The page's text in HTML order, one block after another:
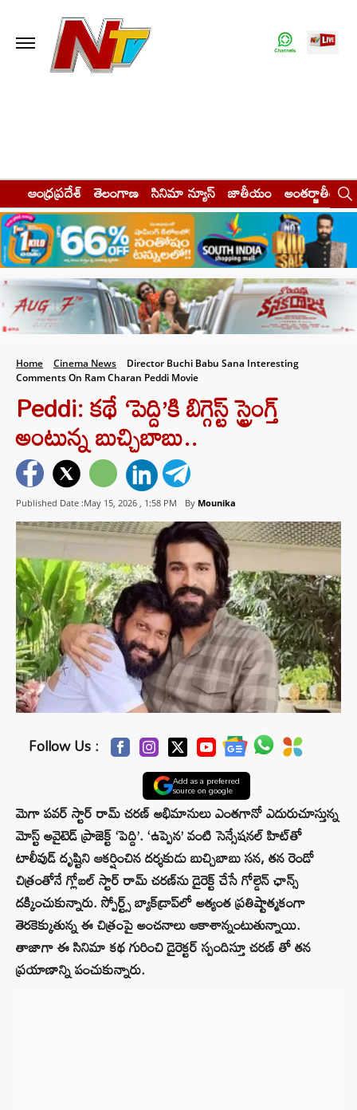
ఆంధ్రప్రదేశ్ తెలంగాణ సినిమా న్యూస్ జాతీయం అంతర్జాతీయం
Home Cinema News
Director Buchi Babu Sana Interesting
Comments On Ram Charan Peddi Movie
Peddi: కథే ‘పెద్ది’కి బిగ్గెస్ట్ స్ట్రెంగ్త్
అంటున్న బుచ్చిబాబు..
Published Date :May 15, 2026 , 1:58 PM By Mounika
Follow Us :
Add as a preferred
source on google
మెగా పవర్ స్టార్ రామ్ చరణ్ అభిమానులు ఎంతగానో ఎదురుచూస్తున్న
మోస్ట్ అవైటెడ్ ప్రాజెక్ట్ ‘పెద్ది’. ‘ఉప్పెన’ వంటి సెన్సేషనల్ హిట్‌తో
టాలీవుడ్‌ దృష్టిని ఆకర్షించిన దర్శకుడు బుచ్చిబాబు సన, తన రెండో
చిత్రంతోనే గ్లోబల్ స్టార్ రామ్ చరణ్‌ను డైరెక్ట్ చేసే గోల్డెన్ ఛాన్స్
దక్కించుకున్నారు. స్పోర్ట్స్ బ్యాక్‌డ్రాప్‌లో అత్యంత ప్రతిష్టాత్మకంగా
తెరకెక్కుతున్న ఈ చిత్రంపై అంచనాలు ఆకాశాన్నంటుతున్నాయి.
తాజాగా ఈ సినిమా కథ గురించి డైరెక్టర్ స్పందిస్తూ చరణ్ తో తన
ప్రయాణాన్ని పంచుకున్నారు.